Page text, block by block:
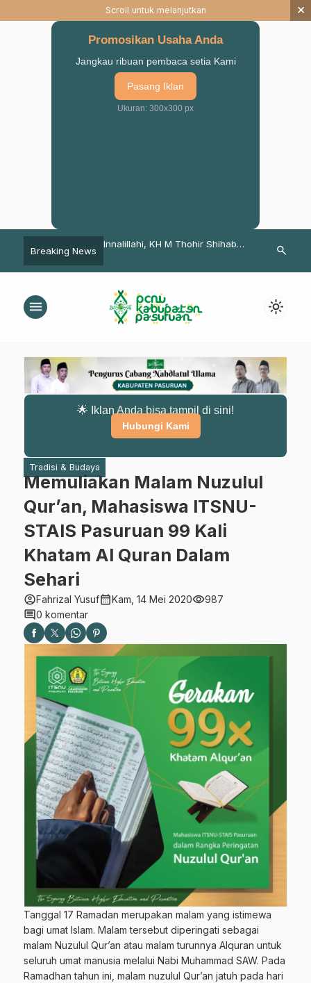
Scroll untuk melanjutkan ×
Promosikan Usaha Anda
Jangkau ribuan pembaca setia Kami
Pasang Iklan
Ukuran: 300x300 px
Breaking News
Kerja Organisasi
Innalillahi, KH M Thohir Shihab
Pasuruan
search
menu light_mode
🌟 Iklan Anda bisa tampil di sini!
Hubungi Kami
Tradisi & Budaya
Memuliakan Malam Nuzulul
Qur’an, Mahasiswa ITSNU-
STAIS Pasuruan 99 Kali
Khatam Al Quran Dalam
Sehari
account_circleFahrizal Yusufcalendar_monthKam, 14 Mei 2020visibility987
comment0 komentar
Tanggal 17 Ramadan merupakan malam yang istimewa
bagi umat Islam. Malam tersebut diperingati sebagai
malam Nuzulul Qur’an atau malam turunnya Alquran untuk
seluruh umat manusia melalui Nabi Muhammad SAW. Pada
Ramadhan tahun ini, malam nuzulul Qur’an jatuh pada hari